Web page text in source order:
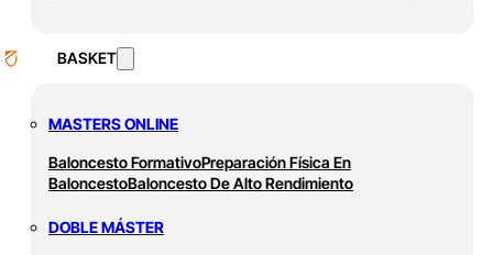
BASKET
MASTERS ONLINE
Baloncesto FormativoPreparación Física En
BaloncestoBaloncesto De Alto Rendimiento
DOBLE MÁSTER